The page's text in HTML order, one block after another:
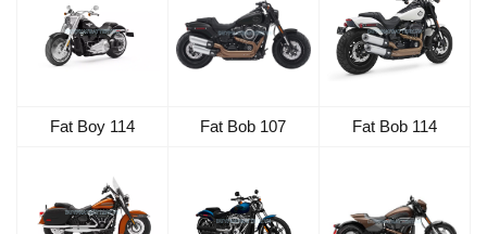
Fat Boy 114 Fat Bob 107 Fat Bob 114